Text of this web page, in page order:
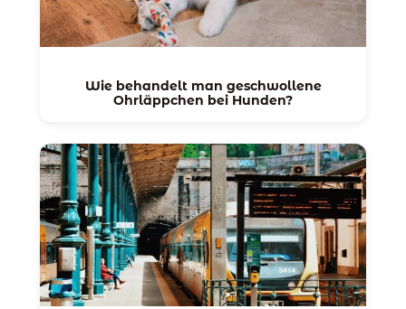
Wie behandelt man geschwollene
Ohrläppchen bei Hunden?